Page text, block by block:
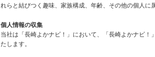
れらと結びつく趣味、家族構成、年齢、その他の個人に
個人情報の収集
当社は「長崎よかナビ！」において、「長崎よかナビ
たします。